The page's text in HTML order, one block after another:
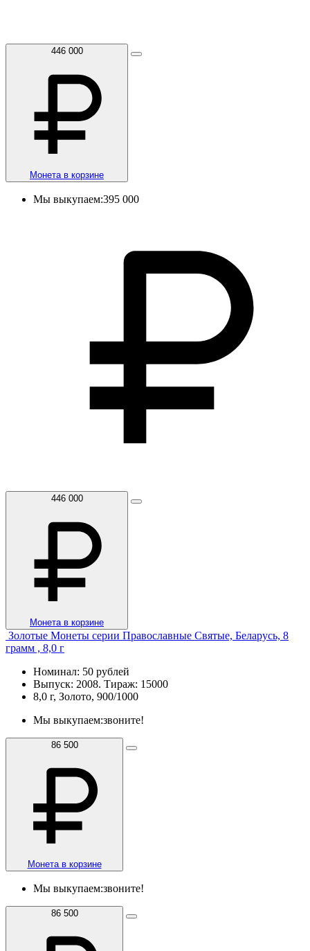
446 000
Монета в корзине
Мы выкупаем:395 000
446 000
Монета в корзине
Золотые Монеты серии Православные Святые, Беларусь, 8
грамм , 8,0 г
Номинал: 50 рублей
Выпуск: 2008. Тираж: 15000
8,0 г, Золото, 900/1000
Мы выкупаем:звоните!
86 500
Монета в корзине
Мы выкупаем:звоните!
86 500